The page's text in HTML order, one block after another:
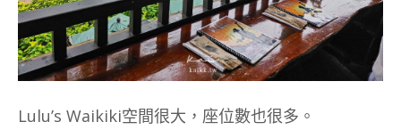
Lulu’s Waikiki空間很大，座位數也很多。